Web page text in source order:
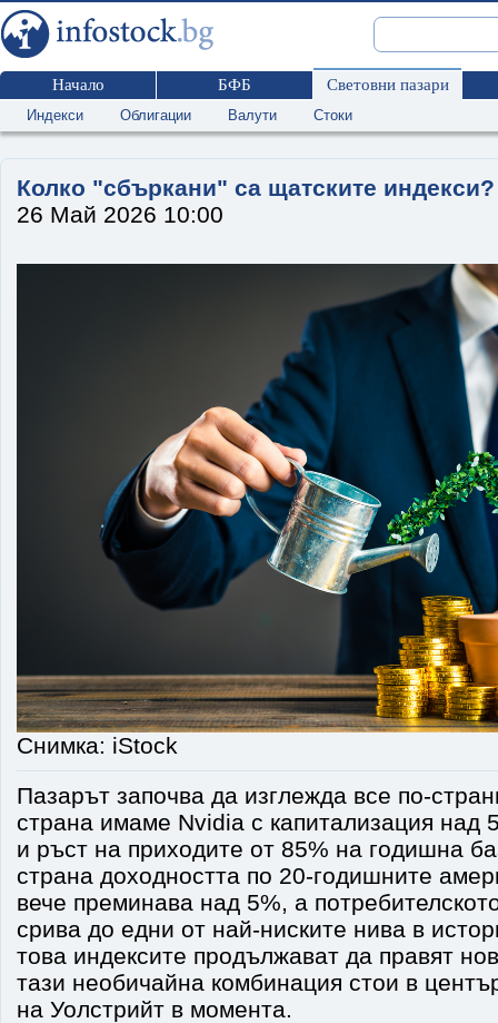
Начало БФБ Световни пазари
Индекси Облигации Валути Стоки
Колко "сбъркани" са щатските индекси?
26 Май 2026 10:00
Снимка: iStock
Пазарът започва да изглежда все по-
страна имаме Nvidia с капитализация над
и ръст на приходите от 85% на годишна
страна доходността по 20-годишните
вече преминава над 5%, а
срива до едни от най-ниските нива в
това индексите продължават да правят
тази необичайна комбинация стои в
на Уолстрийт в момента.